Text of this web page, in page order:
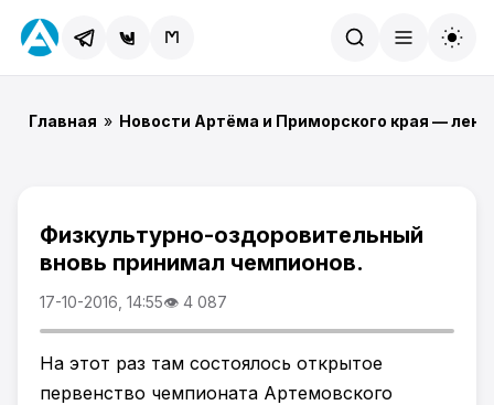
Главная » Новости Артёма и Приморского края —
Физкультурно-оздоровительный
вновь принимал чемпионов.
17-10-2016, 14:55👁 4 087
На этот раз там состоялось открытое
первенство чемпионата Артемовского